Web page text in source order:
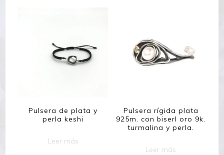
Pulsera de plata y
perla keshi
Leer más
Pulsera rígida plata
925m. con biserl oro 9k.
turmalina y perla.
Leer más